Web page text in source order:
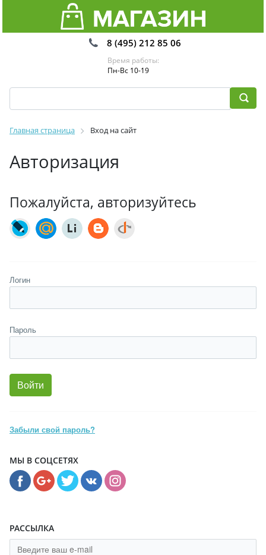
8 (495) 212 85 06
Время работы:
Пн-Вс 10-19
Главная страница Вход на сайт
Авторизация
Пожалуйста, авторизуйтесь
Логин
Пароль
Забыли свой пароль?
МЫ В СОЦСЕТЯХ
РАССЫЛКА